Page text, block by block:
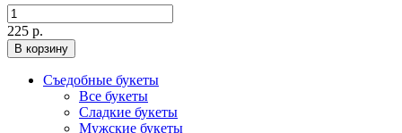
225 р.
В корзину
Съедобные букеты
Все букеты
Сладкие букеты
Мужские букеты